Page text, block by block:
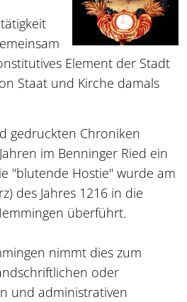
Element der Stadt
Staat und Kirche damals
gedruckten Chroniken
im Benninger Ried ein
"blutende Hostie" wurde am
des Jahres 1216 in die
überführt.
nimmt dies zum
oder
und administrativen